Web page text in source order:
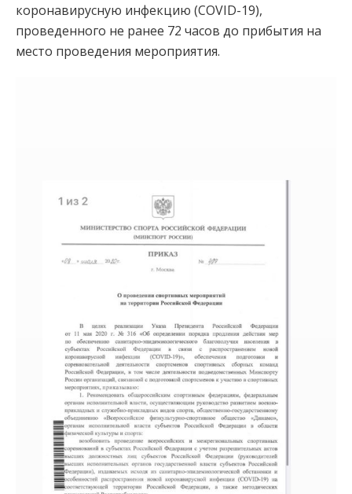
коронавирусную инфекцию (COVID-19),
проведенного не ранее 72 часов до прибытия на
место проведения мероприятия.